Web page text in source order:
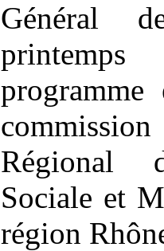
Général
Régional
Sociale et
région